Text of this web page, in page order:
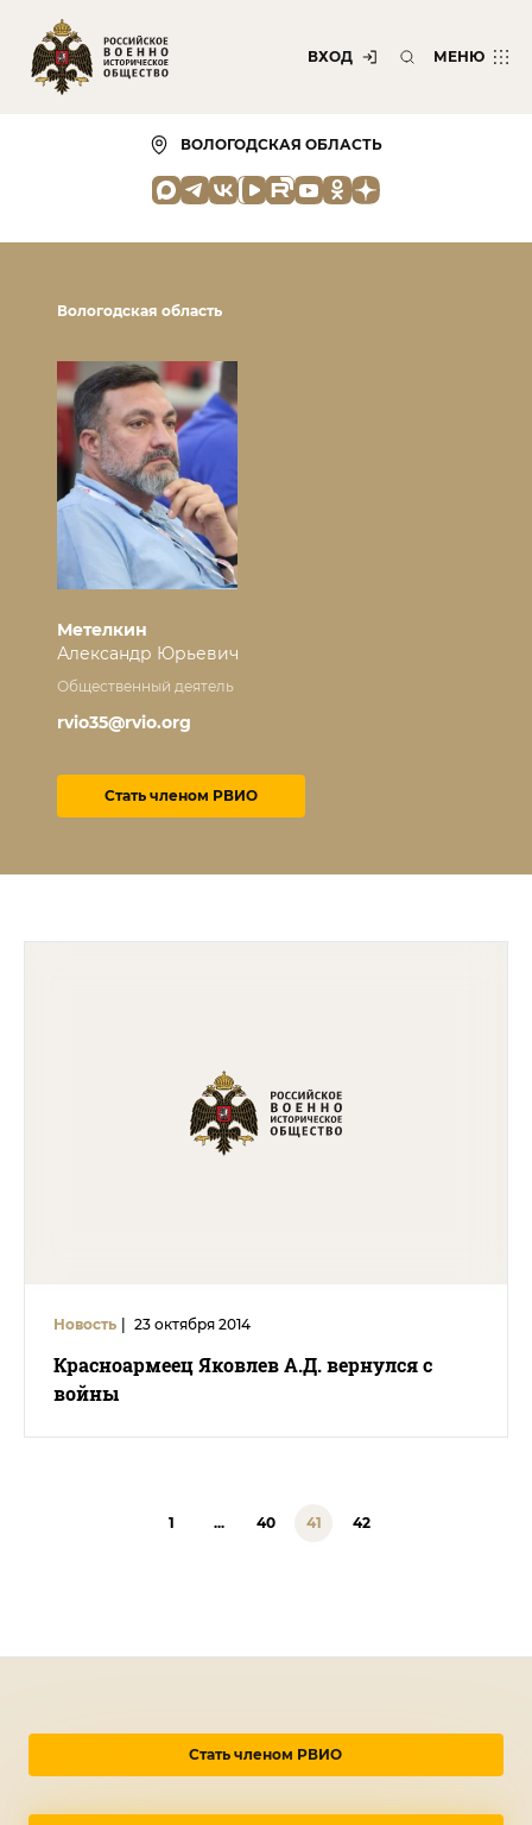
ВХОД МЕНЮ
ВОЛОГОДСКАЯ ОБЛАСТЬ
Вологодская область
Метелкин
Александр Юрьевич
Общественный деятель
rvio35@rvio.org
Стать членом РВИО
Новость 23 октября 2014
Красноармеец Яковлев А.Д. вернулся с
войны
1 ... 40 41 42
Стать членом РВИО